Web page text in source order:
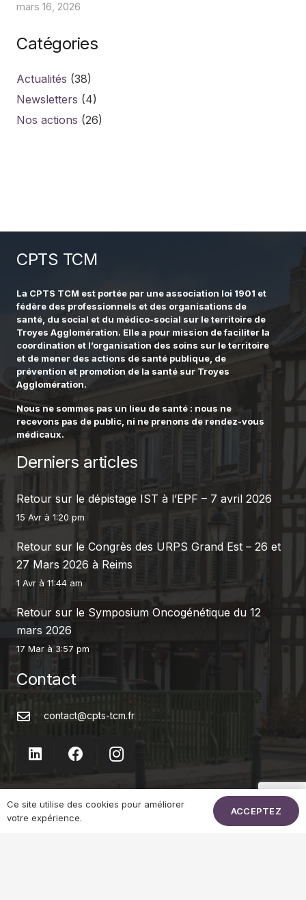
mars 16, 2026
Catégories
Actualités (38)
Newsletters (4)
Nos actions (26)
CPTS TCM
La CPTS TCM est portée par une association loi 1901 et
fédère des professionnels et des organisations de
santé, du social et du médico-social sur le territoire de
Troyes Agglomération. Elle a pour mission de faciliter la
coordination et l’organisation des soins sur le territoire
et de mener des actions de santé publique, de
prévention et promotion de la santé sur Troyes
Agglomération.
Nous ne sommes pas un lieu de santé : nous ne
recevons pas de public, ni ne prenons de rendez-vous
médicaux.
Derniers articles
Retour sur le dépistage IST à l’EPF – 7 avril 2026
15 Avr à 1:20 pm
Retour sur le Congrès des URPS Grand Est – 26 et
27 Mars 2026 à Reims
1 Avr à 11:44 am
Retour sur le Symposium Oncogénétique du 12
mars 2026
17 Mar à 3:57 pm
Contact
contact@cpts-tcm.fr
Ce site utilise des cookies pour améliorer
votre expérience.
ACCEPTEZ